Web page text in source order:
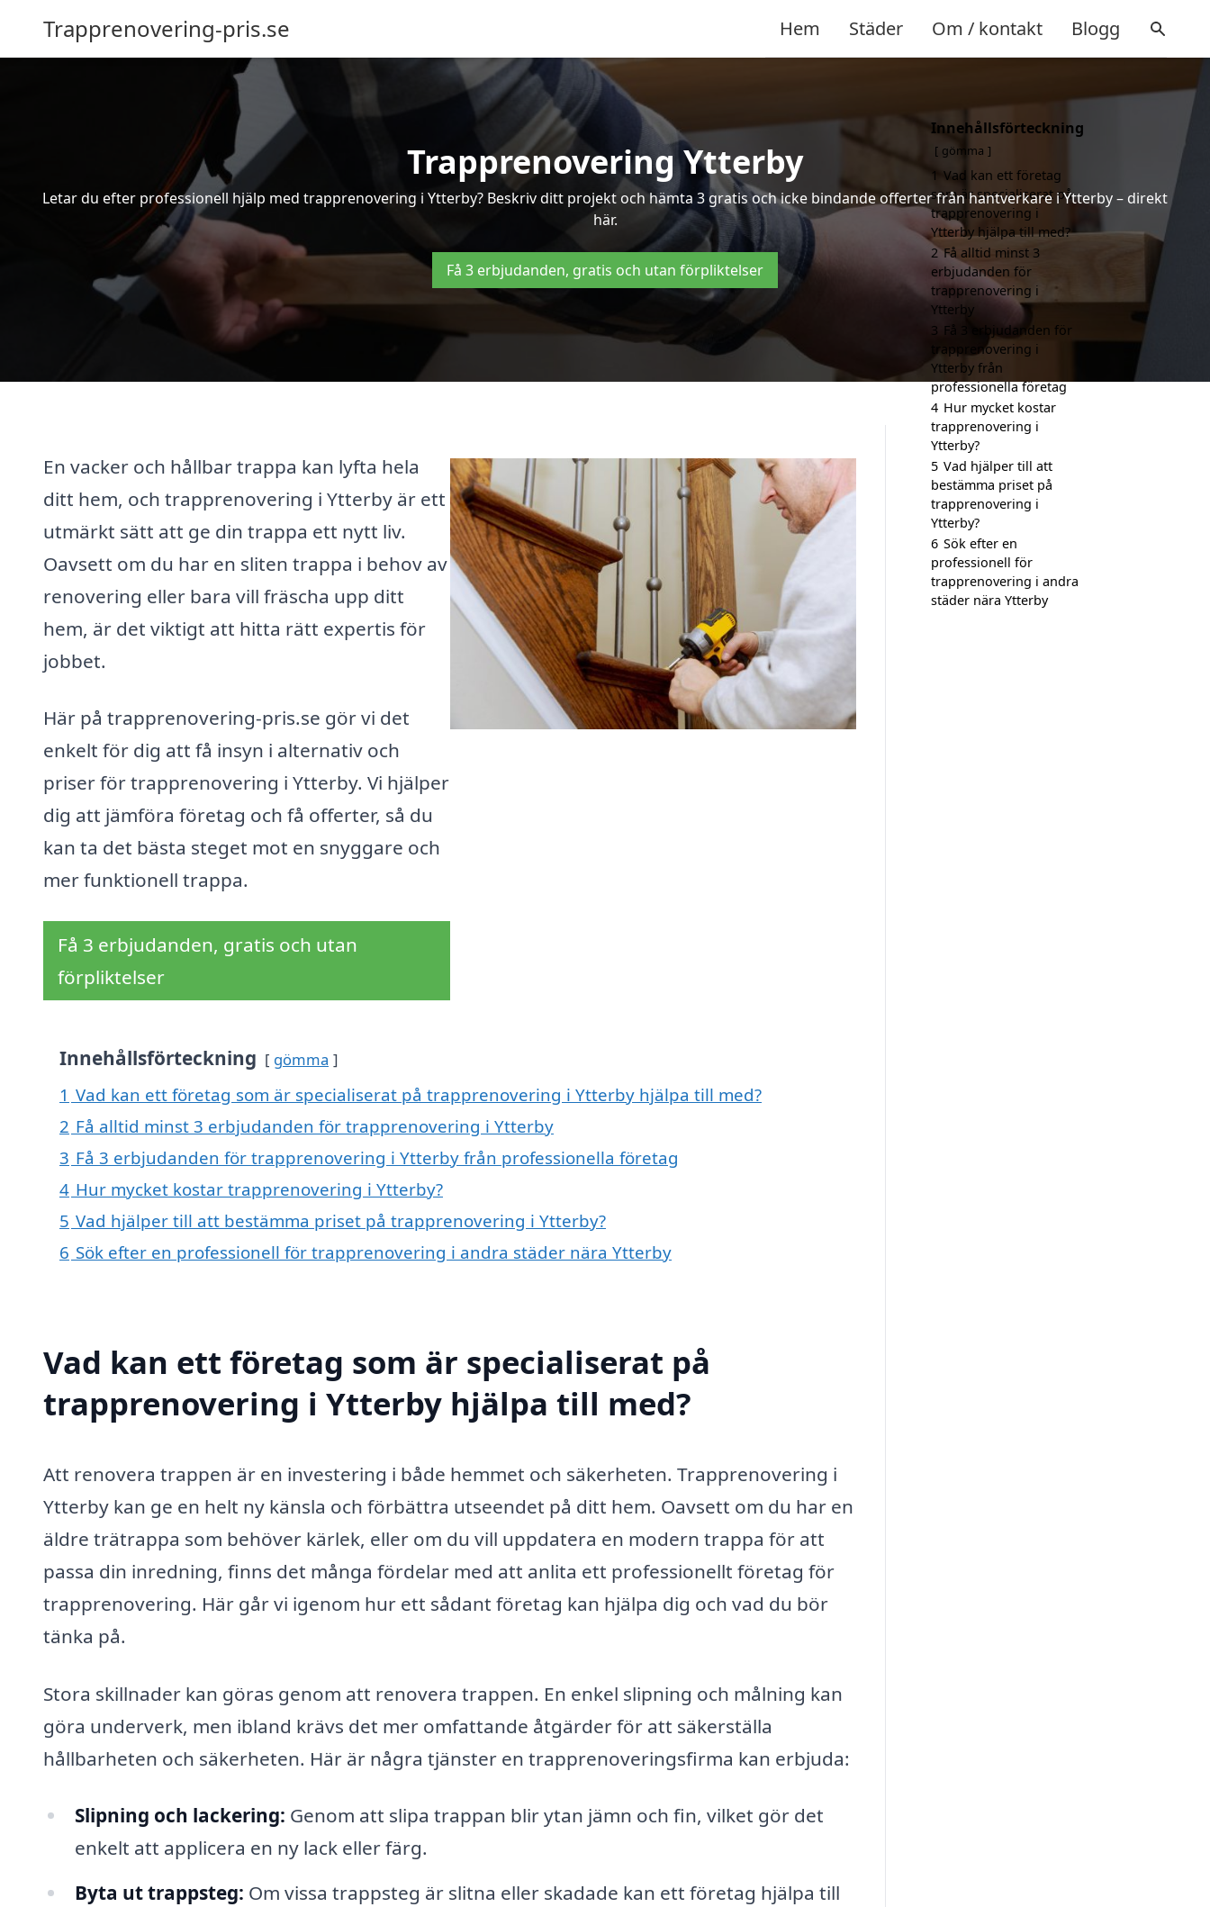
Trapprenovering-pris.se Hem Städer Om / kontakt Blogg
Trapprenovering Ytterby
Letar du efter professionell hjälp med trapprenovering i Ytterby? Beskriv ditt projekt och hämta 3 gratis och icke bindande offerter från hantverkare i Ytterby – direkt
här.
Få 3 erbjudanden, gratis och utan förpliktelser
En vacker och hållbar trappa kan lyfta hela
ditt hem, och trapprenovering i Ytterby är ett
utmärkt sätt att ge din trappa ett nytt liv.
Oavsett om du har en sliten trappa i behov av
renovering eller bara vill fräscha upp ditt
hem, är det viktigt att hitta rätt expertis för
jobbet.
Här på trapprenovering-pris.se gör vi det
enkelt för dig att få insyn i alternativ och
priser för trapprenovering i Ytterby. Vi hjälper
dig att jämföra företag och få offerter, så du
kan ta det bästa steget mot en snyggare och
mer funktionell trappa.
Få 3 erbjudanden, gratis och utan
förpliktelser
Innehållsförteckning gömma
1 Vad kan ett företag som är specialiserat på trapprenovering i Ytterby hjälpa till med?
2 Få alltid minst 3 erbjudanden för trapprenovering i Ytterby
3 Få 3 erbjudanden för trapprenovering i Ytterby från professionella företag
4 Hur mycket kostar trapprenovering i Ytterby?
5 Vad hjälper till att bestämma priset på trapprenovering i Ytterby?
6 Sök efter en professionell för trapprenovering i andra städer nära Ytterby
Vad kan ett företag som är specialiserat på
trapprenovering i Ytterby hjälpa till med?
Att renovera trappen är en investering i både hemmet och säkerheten. Trapprenovering i
Ytterby kan ge en helt ny känsla och förbättra utseendet på ditt hem. Oavsett om du har en
äldre trätrappa som behöver kärlek, eller om du vill uppdatera en modern trappa för att
passa din inredning, finns det många fördelar med att anlita ett professionellt företag för
trapprenovering. Här går vi igenom hur ett sådant företag kan hjälpa dig och vad du bör
tänka på.
Stora skillnader kan göras genom att renovera trappen. En enkel slipning och målning kan
göra underverk, men ibland krävs det mer omfattande åtgärder för att säkerställa
hållbarheten och säkerheten. Här är några tjänster en trapprenoveringsfirma kan erbjuda:
Slipning och lackering: Genom att slipa trappan blir ytan jämn och fin, vilket gör det
enkelt att applicera en ny lack eller färg.
Byta ut trappsteg: Om vissa trappsteg är slitna eller skadade kan ett företag hjälpa till
Innehållsförteckning
gömma
1 Vad kan ett företag
som är specialiserat på
trapprenovering i
Ytterby hjälpa till med?
2 Få alltid minst 3
erbjudanden för
trapprenovering i
Ytterby
3 Få 3 erbjudanden för
trapprenovering i
Ytterby från
professionella företag
4 Hur mycket kostar
trapprenovering i
Ytterby?
5 Vad hjälper till att
bestämma priset på
trapprenovering i
Ytterby?
6 Sök efter en
professionell för
trapprenovering i andra
städer nära Ytterby